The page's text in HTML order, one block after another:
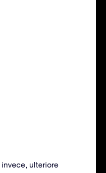
invece, ulteriore